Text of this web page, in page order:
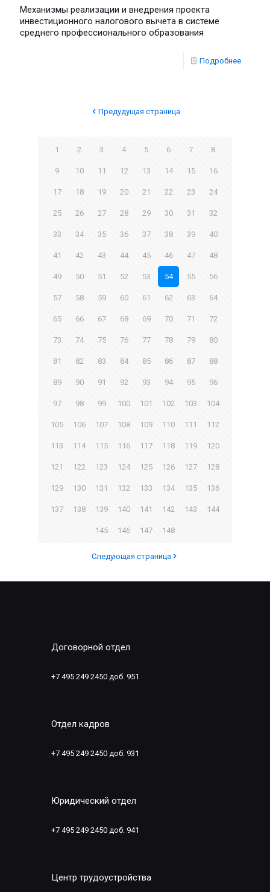
Механизмы реализации и внедрения проекта
инвестиционного налогового вычета в системе
среднего профессионального образования
Подробнее
Предудущая страница
1 2 3 4 5 6 7 8
9 10 11 12 13 14 15 16
17 18 19 20 21 22 23 24
25 26 27 28 29 30 31 32
33 34 35 36 37 38 39 40
41 42 43 44 45 46 47 48
49 50 51 52 53 54 55 56
57 58 59 60 61 62 63 64
65 66 67 68 69 70 71 72
73 74 75 76 77 78 79 80
81 82 83 84 85 86 87 88
89 90 91 92 93 94 95 96
97 98 99 100 101 102 103 104
105 106 107 108 109 110 111 112
113 114 115 116 117 118 119 120
121 122 123 124 125 126 127 128
129 130 131 132 133 134 135 136
137 138 139 140 141 142 143 144
145 146 147 148
Следующая страница
Договорной отдел
+7 495 249 2450 доб. 951
Отдел кадров
+7 495 249 2450 доб. 931
Юридический отдел
+7 495 249 2450 доб. 941
Центр трудоустройства